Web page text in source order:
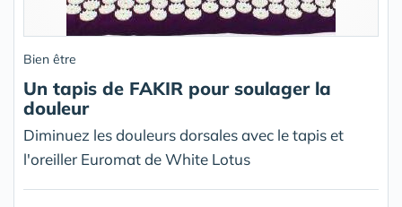
Bien être
Un tapis de FAKIR pour soulager la
douleur
Diminuez les douleurs dorsales avec le tapis et
l'oreiller Euromat de White Lotus